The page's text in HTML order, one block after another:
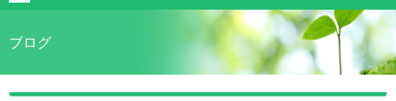
ブログ